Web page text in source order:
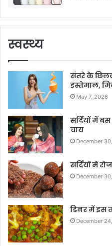
स्वस्थ्य
संतरे के
इस्तेमाल,
May 7, 2026
सर्दियों में
चाय
December
सर्दियों में
December
डिनर में इस
December